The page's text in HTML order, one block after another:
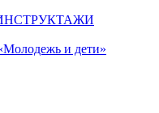
и дети»